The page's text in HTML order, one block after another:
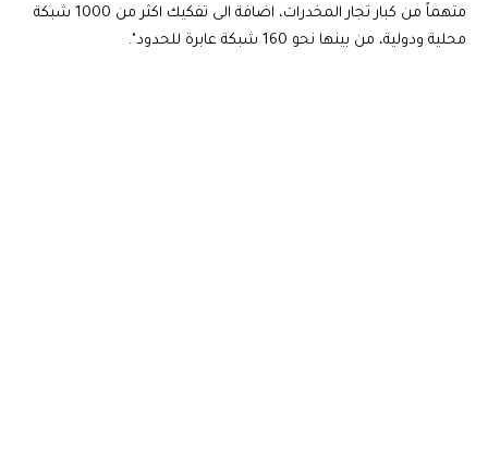
متهماً من كبار تجار المخدرات، اضافة الى تفكيك اكثر من 1000 شبكة
محلية ودولية، من بينها نحو 160 شبكة عابرة للحدود".